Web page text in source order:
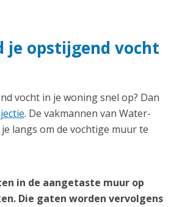
je opstijgend vocht
vocht in je woning snel op? Dan
. De vakmannen van Water-
langs om de vochtige muur te
in de aangetaste muur op
Die gaten worden vervolgens